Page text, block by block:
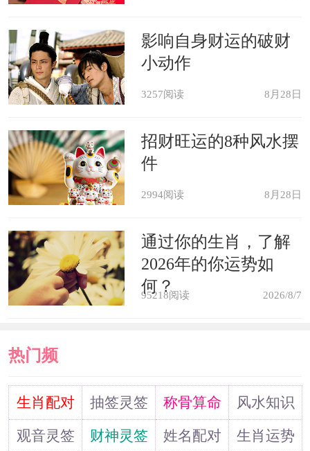
商人梦见在水库里洗澡，表示不久
的将来，会做一宗大买卖。
男人梦见在贮水池里洗澡，表示这
是富有的征兆。
梦见洗澡水像泥，这是表示你的恋
人将慢慢的在接近你。另一个意思是疾
病正要找上你，要尽快就医治疗。
梦见洗澡，是表示你很渴断爱情，
失去判断能力，内心在挣札中。如果是
已婚男性梦洗澡，意味会有外遇，要赶
快想出对策解决才行。
影响自身财运的破财
小动作
3257阅读 8月28日
招财旺运的8种风水摆
件
2994阅读 8月28日
通过你的生肖，了解
2026年的你运势如
何？
95218阅读 2026/8/7
热门频
道生肖配对 抽签灵签 称骨算命
风水知识
观音灵签
财神灵签 姓名配对
生肖运势